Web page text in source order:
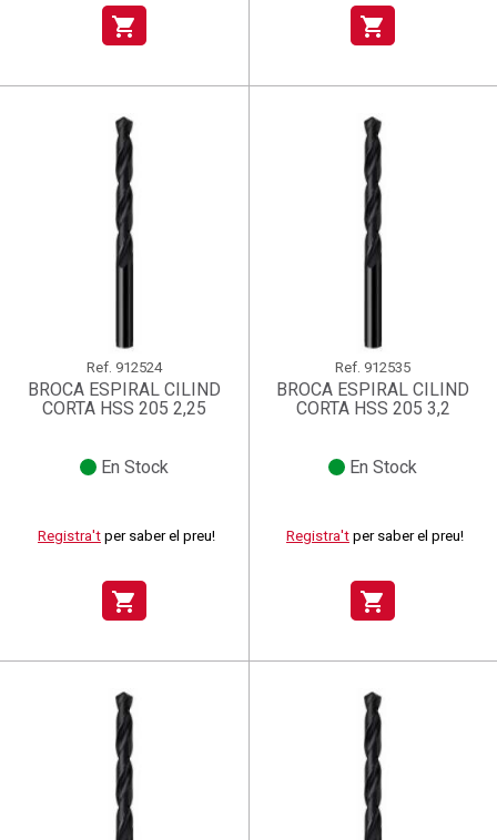
shopping_cart shopping_cart
Ref. 912524
BROCA ESPIRAL CILIND
CORTA HSS 205 2,25
En Stock
Registra't per saber el preu!
shopping_cart
Ref. 912535
BROCA ESPIRAL CILIND
CORTA HSS 205 3,2
En Stock
Registra't per saber el preu!
shopping_cart